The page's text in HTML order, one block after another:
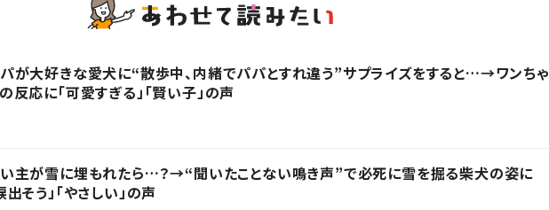
が大好きな愛犬に“散歩中、内緒でパパとすれ違う”サプライズをすると…→ワンちゃ
反応に「可愛すぎる」「賢い子」の声
主が雪に埋もれたら…？→“聞いたことない鳴き声”で必死に雪を掘る柴犬の姿に
出そう」「やさしい」の声